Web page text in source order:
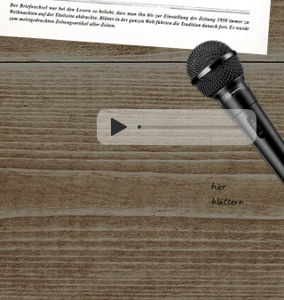
hier
blättern